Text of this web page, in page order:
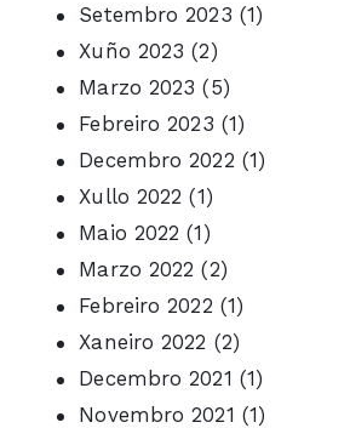
Setembro 2023 (1)
Xuño 2023 (2)
Marzo 2023 (5)
Febreiro 2023 (1)
Decembro 2022 (1)
Xullo 2022 (1)
Maio 2022 (1)
Marzo 2022 (2)
Febreiro 2022 (1)
Xaneiro 2022 (2)
Decembro 2021 (1)
Novembro 2021 (1)